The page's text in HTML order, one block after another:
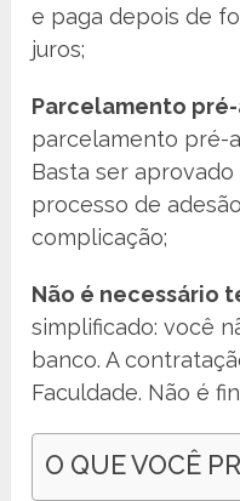
e paga depois de
juros;
Parcelamento
parcelamento pré-
Basta ser
processo de
complicação;
Não é necessário
simplificado: você
banco. A
Faculdade. Não é
O QUE VOCÊ